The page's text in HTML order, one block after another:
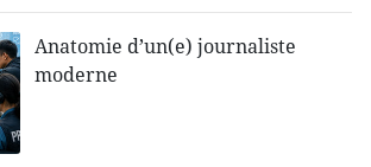
Anatomie d’un(e) journaliste
moderne